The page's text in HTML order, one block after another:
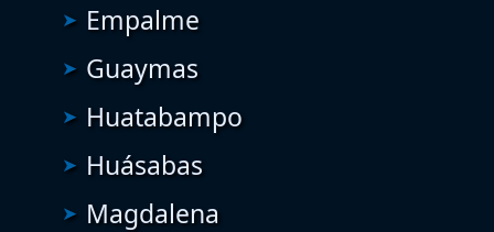
Empalme
Guaymas
Huatabampo
Huásabas
Magdalena